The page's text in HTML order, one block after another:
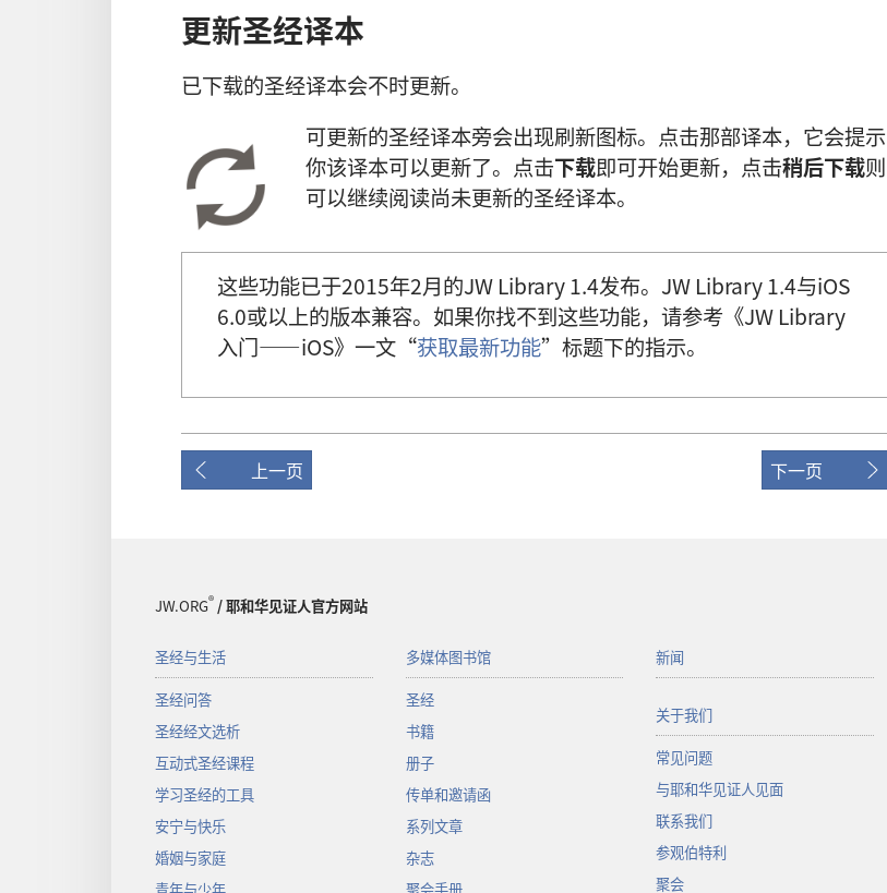
更新圣经译本
已下载的圣经译本会不时更新。
可更新的圣经译本旁会出现刷新图标。点击那部译本，它会提示
你该译本可以更新了。点击下载即可开始更新，点击稍后下载则
可以继续阅读尚未更新的圣经译本。
这些功能已于2015年2月的JW Library 1.4发布。JW Library 1.4与iOS
6.0或以上的版本兼容。如果你找不到这些功能，请参考《JW Library
入门——iOS》一文“获取最新功能”标题下的指示。
上一页 下一页
JW.ORG® / 耶和华见证人官方网站
圣经与生活
圣经问答
圣经经文选析
互动式圣经课程
学习圣经的工具
安宁与快乐
婚姻与家庭
青年与少年
多媒体图书馆
圣经
书籍
册子
传单和邀请函
系列文章
杂志
聚会手册
新闻
关于我们
常见问题
与耶和华见证人见面
联系我们
参观伯特利
聚会